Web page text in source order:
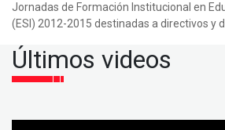
Jornadas de Formación Institucional en
(ESI) 2012-2015 destinadas a directivos y
Últimos videos